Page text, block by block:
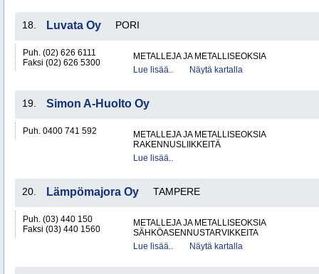
18. Luvata Oy PORI
Puh. (02) 626 6111
Faksi (02) 626 5300
METALLEJA JA METALLISEOKSIA
Lue lisää..
Näytä kartalla
19. Simon A-Huolto Oy
Puh. 0400 741 592
METALLEJA JA METALLISEOKSIA
RAKENNUSLIIKKEITÄ
Lue lisää..
20. Lämpömajora Oy TAMPERE
Puh. (03) 440 150
Faksi (03) 440 1560
METALLEJA JA METALLISEOKSIA
SÄHKÖASENNUSTARVIKKEITA
Lue lisää..
Näytä kartalla